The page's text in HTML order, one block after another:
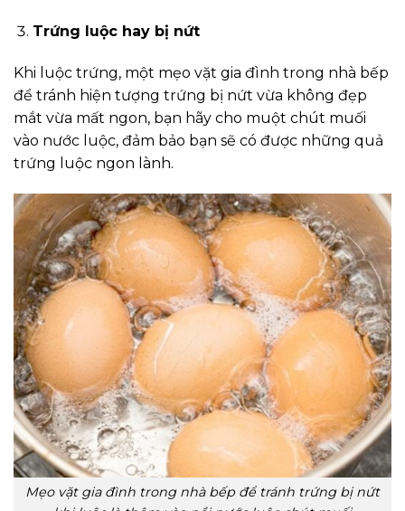
Trứng luộc hay bị nứt
Khi luộc trứng, một mẹo vặt gia đình trong nhà bếp
để tránh hiện tượng trứng bị nứt vừa không đẹp
mắt vừa mất ngon, bạn hãy cho muột chút muối
vào nước luộc, đảm bảo bạn sẽ có được những quả
trứng luộc ngon lành.
Mẹo vặt gia đình trong nhà bếp để tránh trứng bị nứt